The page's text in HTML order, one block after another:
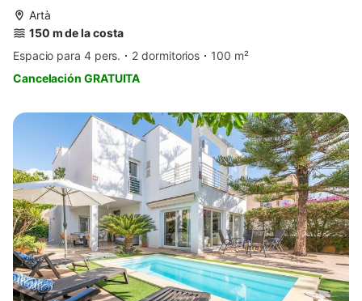
Artà
150 m de la costa
Espacio para 4 pers.
2 dormitorios
100 m²
Cancelación GRATUITA